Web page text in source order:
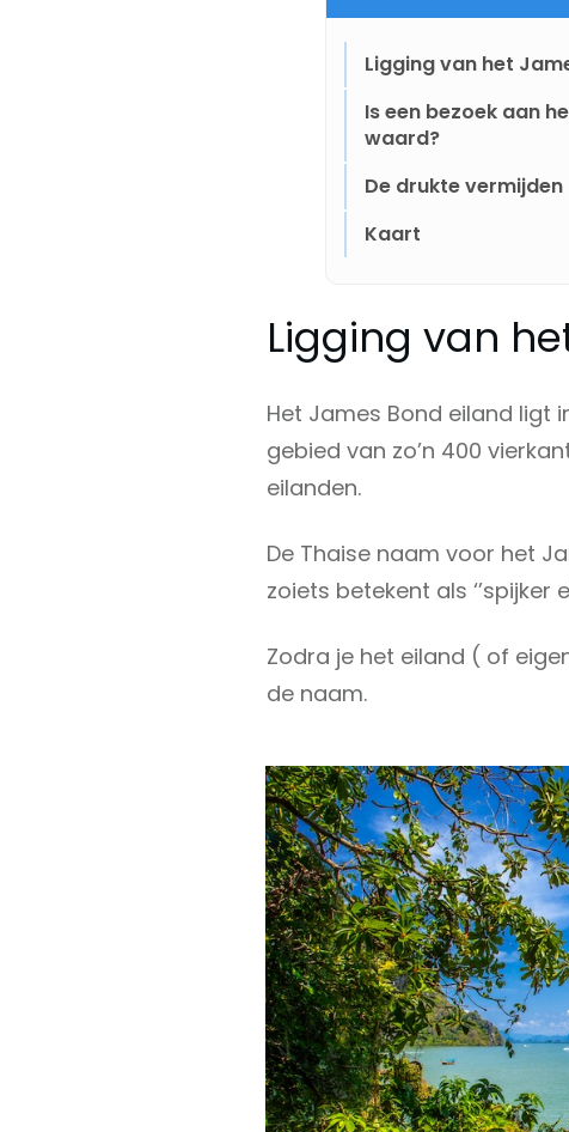
Ligging van het
Is een bezoek aan
waard?
De drukte vermijden
Kaart
Ligging van
Het James Bond eiland ligt
gebied van zo’n 400
eilanden.
De Thaise naam voor het
zoiets betekent als ‘’spijker
Zodra je het eiland ( of
de naam.